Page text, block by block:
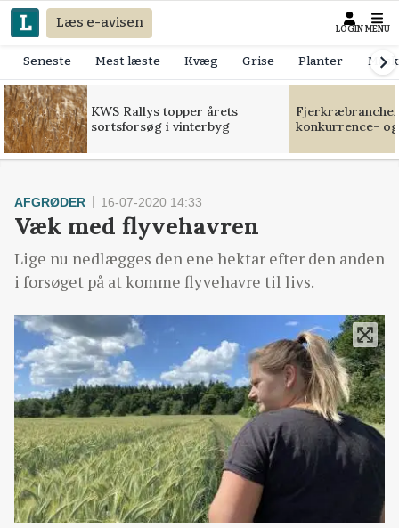
Læs e-avisen LOGIN MENU
Seneste Mest læste Kvæg Grise Planter
KWS Rallys topper årets
sortsforsøg i vinterbyg
konkurrence-
AFGRØDER 16-07-2020 14:33
Væk med flyvehavren
Lige nu nedlægges den ene hektar efter den anden
i forsøget på at komme flyvehavre til livs.